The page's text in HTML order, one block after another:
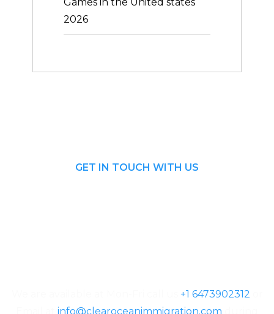
2026
GET IN TOUCH WITH US
+1 6473902312
info@clearoceanimmigration.com